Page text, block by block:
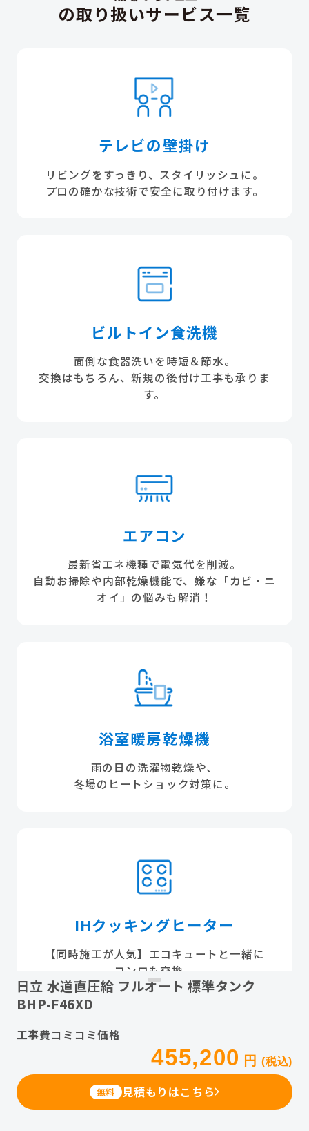
日立 水道直圧給 フルオート 標準タンク
BHP-F46XD
工事費コミコミ価格
455,200 円 (税込)
無料 見積もりはこちら
の取り扱いサービス一覧
テレビの壁掛け
リビングをすっきり、スタイリッシュに。
プロの確かな技術で安全に取り付けます。
ビルトイン食洗機
面倒な食器洗いを時短＆節水。
交換はもちろん、新規の後付け工事も承りま
す。
エアコン
最新省エネ機種で電気代を削減。
自動お掃除や内部乾燥機能で、嫌な「カビ・ニ
オイ」の悩みも解消！
浴室暖房乾燥機
雨の日の洗濯物乾燥や、
冬場のヒートショック対策に。
IHクッキングヒーター
【同時施工が人気】エコキュートと一緒に
コンロも交換。
レンジフード